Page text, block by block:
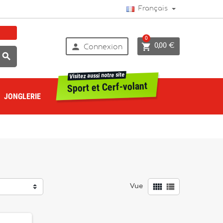
Français

 Connexion  0,00 €
0
JONGLERIE
Sport et Cerf-volant
Visitez aussi notre site
Vue  